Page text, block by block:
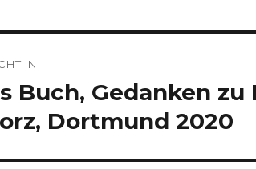
IN
Buch, Gedanken zu
Dortmund 2020